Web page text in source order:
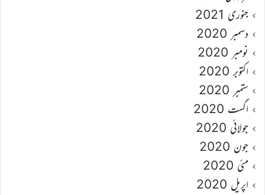
جنوری 2021
دسمبر 2020
نومبر 2020
اکتوبر 2020
ستمبر 2020
اگست 2020
جولائی 2020
جون 2020
مئی 2020
اپریل 2020